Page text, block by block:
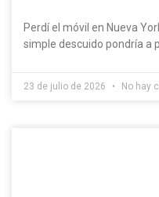
Perdí el móvil en Nueva
simple descuido pondría a
23 de julio de 2026 No hay